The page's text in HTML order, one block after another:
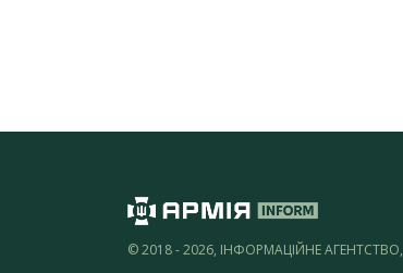
© 2018 - 2026, ІНФОРМАЦІЙНЕ АГЕНТСТВО,